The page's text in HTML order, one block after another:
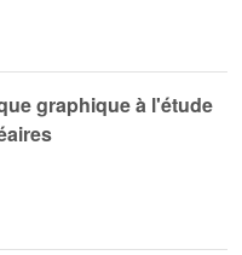
graphique à l'étude